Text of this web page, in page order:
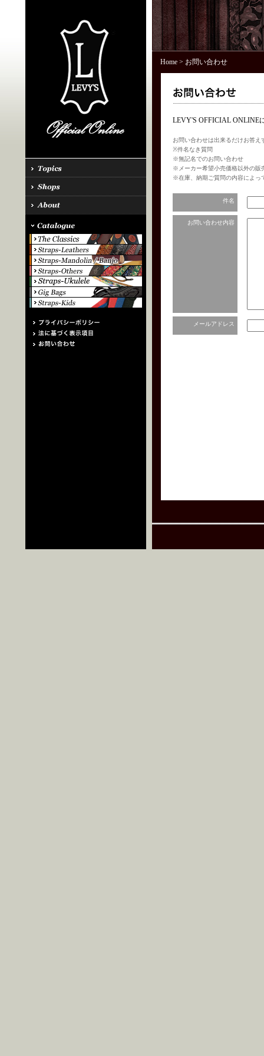
Home> お問い合わせ
LEVY'S OFFICIAL ONLINE
お問い合わせは出来るだけお答
※件名なき質問
※無記名でのお問い合わせ
※メーカー希望小売価格以外の販
※在庫、納期ご質問の内容によっ
件名
お問い合わせ内容
メールアドレス